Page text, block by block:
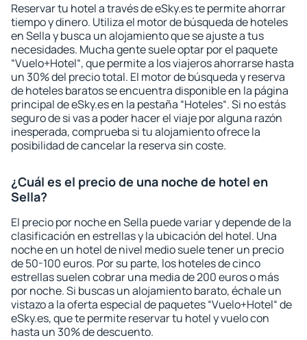
Reservar tu hotel a través de eSky.es te permite ahorrar
tiempo y dinero. Utiliza el motor de búsqueda de hoteles
en Sella y busca un alojamiento que se ajuste a tus
necesidades. Mucha gente suele optar por el paquete
“Vuelo+Hotel“, que permite a los viajeros ahorrarse hasta
un 30% del precio total. El motor de búsqueda y reserva
de hoteles baratos se encuentra disponible en la página
principal de eSky.es en la pestaña “Hoteles“. Si no estás
seguro de si vas a poder hacer el viaje por alguna razón
inesperada, comprueba si tu alojamiento ofrece la
posibilidad de cancelar la reserva sin coste.
¿Cuál es el precio de una noche de hotel en
Sella?
El precio por noche en Sella puede variar y depende de la
clasificación en estrellas y la ubicación del hotel. Una
noche en un hotel de nivel medio suele tener un precio
de 50-100 euros. Por su parte, los hoteles de cinco
estrellas suelen cobrar una media de 200 euros o más
por noche. Si buscas un alojamiento barato, échale un
vistazo a la oferta especial de paquetes “Vuelo+Hotel“ de
eSky.es, que te permite reservar tu hotel y vuelo con
hasta un 30% de descuento.